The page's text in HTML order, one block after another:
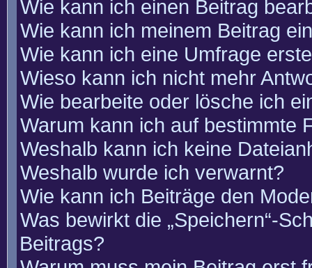
Wie kann ich einen Beitrag
Wie kann ich meinem Beitrag
Wie kann ich eine Umfrage
Wieso kann ich nicht mehr
Wie bearbeite oder lösche ich
Warum kann ich auf bestimmte
Weshalb kann ich keine
Weshalb wurde ich verwarnt?
Wie kann ich Beiträge den
Was bewirkt die „Speichern“-
Beitrags?